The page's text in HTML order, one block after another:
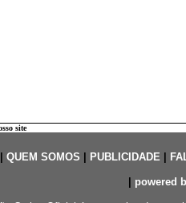
site
QUEM SOMOS PUBLICIDADE|
powered